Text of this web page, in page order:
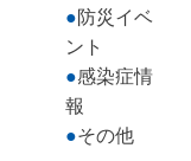
防災イベ
ント
感染症情
報
その他